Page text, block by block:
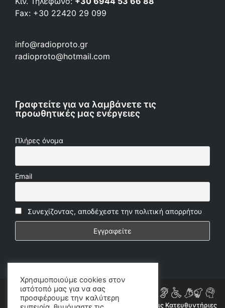
Fax: +30 22420 29 099
info@radioproto.gr
radioproto@hotmail.com
Γραφτείτε για να λαμβάνετε τις
προωθητικές μας ενέργειες
Πλήρες όνομα
Email
Συνεχίζοντας, αποδέχεστε την πολιτική απορρήτου
Η ιστοσελίδα μας συμμορφώνεται εν μέρει με τις Κατευθυντήριες
Χρησιμοποιούμε cookies στον
ιστότοπό μας για να σας
προσφέρουμε την καλύτερη